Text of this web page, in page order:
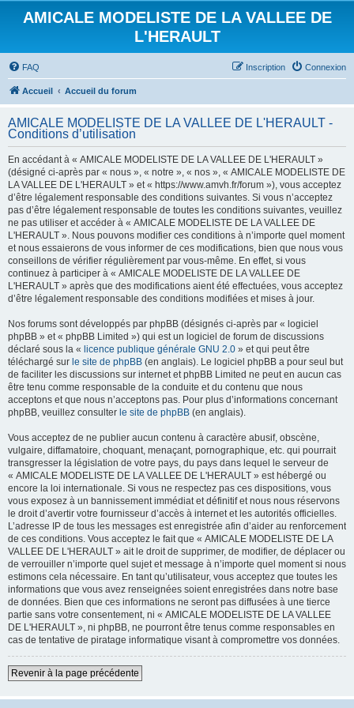
AMICALE MODELISTE DE LA VALLEE DE
L'HERAULT
FAQ Connexion
Inscription
Accueil Accueil du forum
AMICALE MODELISTE DE LA VALLEE DE L'HERAULT -
Conditions d’utilisation
En accédant à « AMICALE MODELISTE DE LA VALLEE DE L'HERAULT »
(désigné ci-après par « nous », « notre », « nos », « AMICALE MODELISTE DE
LA VALLEE DE L'HERAULT » et « https://www.amvh.fr/forum »), vous acceptez
d’être légalement responsable des conditions suivantes. Si vous n’acceptez
pas d’être légalement responsable de toutes les conditions suivantes, veuillez
ne pas utiliser et accéder à « AMICALE MODELISTE DE LA VALLEE DE
L'HERAULT ». Nous pouvons modifier ces conditions à n’importe quel moment
et nous essaierons de vous informer de ces modifications, bien que nous vous
conseillons de vérifier régulièrement par vous-même. En effet, si vous
continuez à participer à « AMICALE MODELISTE DE LA VALLEE DE
L'HERAULT » après que des modifications aient été effectuées, vous acceptez
d’être légalement responsable des conditions modifiées et mises à jour.
Nos forums sont développés par phpBB (désignés ci-après par « logiciel
phpBB » et « phpBB Limited ») qui est un logiciel de forum de discussions
déclaré sous la « licence publique générale GNU 2.0 » et qui peut être
téléchargé sur le site de phpBB (en anglais). Le logiciel phpBB a pour seul but
de faciliter les discussions sur internet et phpBB Limited ne peut en aucun cas
être tenu comme responsable de la conduite et du contenu que nous
acceptons et que nous n’acceptons pas. Pour plus d’informations concernant
phpBB, veuillez consulter le site de phpBB (en anglais).
Vous acceptez de ne publier aucun contenu à caractère abusif, obscène,
vulgaire, diffamatoire, choquant, menaçant, pornographique, etc. qui pourrait
transgresser la législation de votre pays, du pays dans lequel le serveur de
« AMICALE MODELISTE DE LA VALLEE DE L'HERAULT » est hébergé ou
encore la loi internationale. Si vous ne respectez pas ces dispositions, vous
vous exposez à un bannissement immédiat et définitif et nous nous réservons
le droit d’avertir votre fournisseur d’accès à internet et les autorités officielles.
L’adresse IP de tous les messages est enregistrée afin d’aider au renforcement
de ces conditions. Vous acceptez le fait que « AMICALE MODELISTE DE LA
VALLEE DE L'HERAULT » ait le droit de supprimer, de modifier, de déplacer ou
de verrouiller n’importe quel sujet et message à n’importe quel moment si nous
estimons cela nécessaire. En tant qu’utilisateur, vous acceptez que toutes les
informations que vous avez renseignées soient enregistrées dans notre base
de données. Bien que ces informations ne seront pas diffusées à une tierce
partie sans votre consentement, ni « AMICALE MODELISTE DE LA VALLEE
DE L'HERAULT », ni phpBB, ne pourront être tenus comme responsables en
cas de tentative de piratage informatique visant à compromettre vos données.
Revenir à la page précédente